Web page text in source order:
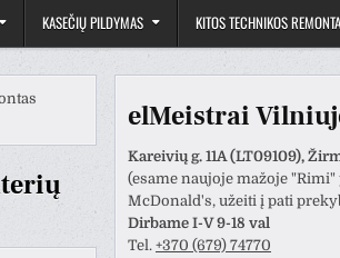
KASEČIŲ PILDYMAS KITOS TECHNIKOS
elMeistrai
Kareivių g. 11A (LT09109),
(esame naujoje mažoje "Rimi"
McDonald's, užeiti į pati
Dirbame I-V 9-18 val
Tel. +370 (679) 74770